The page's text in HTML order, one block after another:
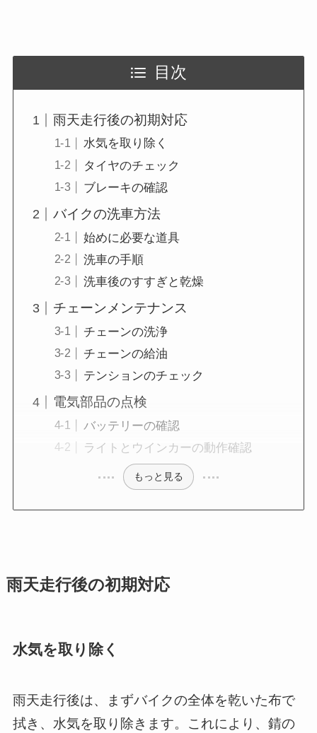
目次
雨天走行後の初期対応
水気を取り除く
タイヤのチェック
ブレーキの確認
バイクの洗車方法
始めに必要な道具
洗車の手順
洗車後のすすぎと乾燥
チェーンメンテナンス
チェーンの洗浄
チェーンの給油
テンションのチェック
電気部品の点検
バッテリーの確認
ライトとウインカーの動作確認
もっと見る
雨天走行後の初期対応
水気を取り除く
雨天走行後は、まずバイクの全体を乾いた布で
拭き、水気を取り除きます。これにより、錆の